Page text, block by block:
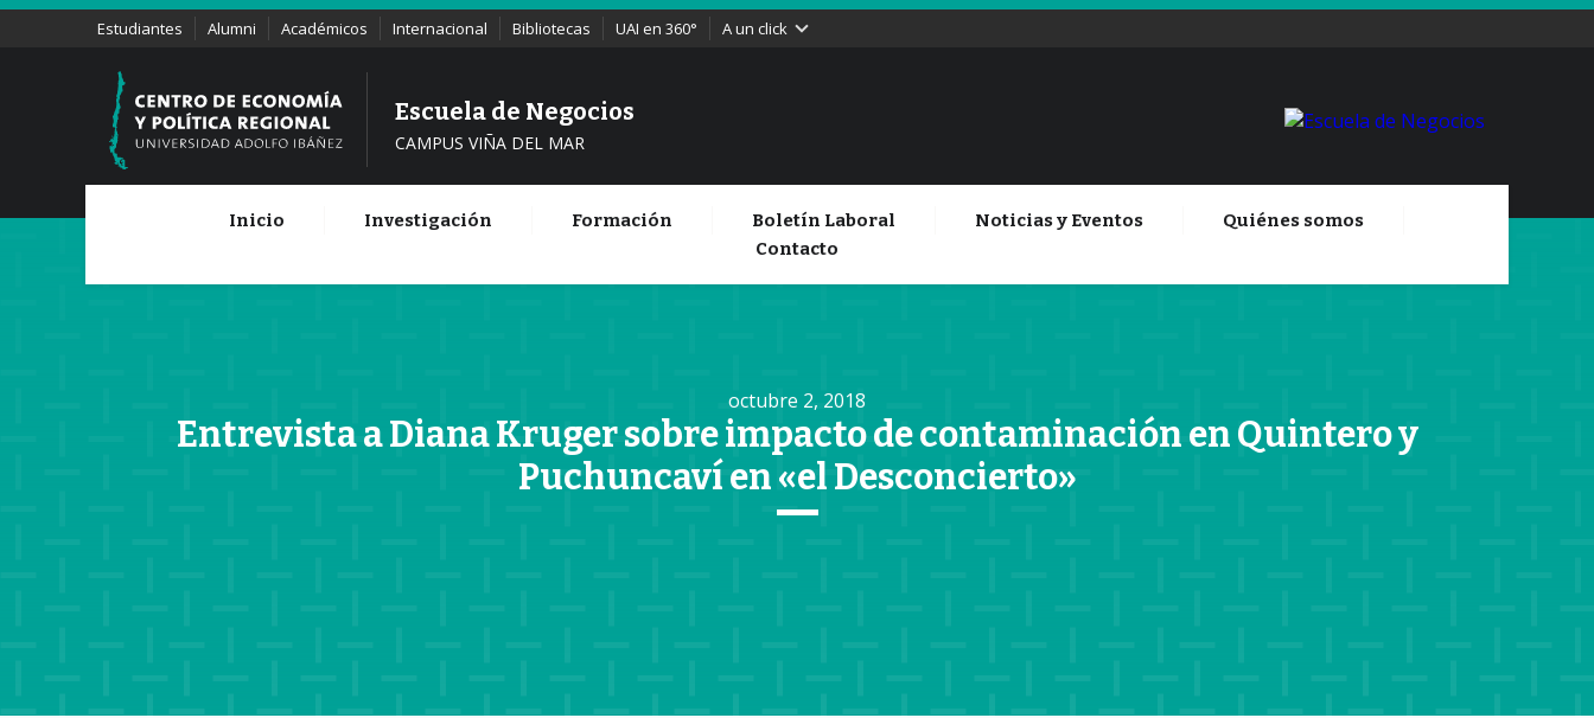
Estudiantes Alumni Académicos Internacional Bibliotecas UAI en 360° A un click
Escuela de Negocios
CAMPUS VIÑA DEL MAR
Inicio Investigación Formación Boletín Laboral Noticias y Eventos
Quiénes somos
Contacto
octubre 2, 2018
Entrevista a Diana Kruger sobre impacto de contaminación en Quintero y
Puchuncaví en «el Desconcierto»